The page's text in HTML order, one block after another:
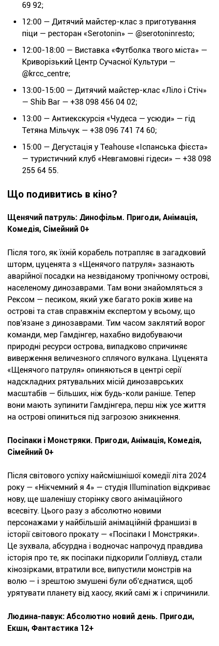
69 92;
12:00 — Дитячий майстер-клас з приготування
піци — ресторан «Serotonin» — @serotoninresto;
12:00-18:00 — Виставка «Футболка твого міста» —
Криворізький Центр Сучасної Культури —
@krcc_centre;
13:00-15:00 — Дитячий майстер-клас «Ліло і Стіч»
— Shib Bar — +38 098 456 04 02;
13:00 — Антиекскурсія «Чудеса — усюди» — гід
Тетяна Мільчук — +38 096 741 74 60;
15:00 — Дегустація у Теаhouse «Іспанська фієста»
— туристичний клуб «Невгамовні гідеси» — +38 098
255 64 55.
Що подивитись в кіно?
Щенячий патруль: Динофільм. Пригоди, Анімація,
Комедія, Сімейний 0+
Після того, як їхній корабель потрапляє в загадковий
шторм, цуценята з «Щенячого патруля» зазнають
аварійної посадки на незвіданому тропічному острові,
населеному динозаврами. Там вони знайомляться з
Рексом — песиком, який уже багато років живе на
острові та став справжнім експертом у всьому, що
пов'язане з динозаврами. Тим часом заклятий ворог
команди, мер Гамдінгер, нахабно видобуваючи
природні ресурси острова, випадково спричиняє
виверження величезного сплячого вулкана. Цуценята
«Щенячого патруля» опиняються в центрі серії
надскладних рятувальних місій динозаврських
масштабів — більших, ніж будь-коли раніше. Тепер
вони мають зупинити Гамдінгера, перш ніж усе життя
на острові опиниться під загрозою зникнення.
Посіпаки і Монстряки. Пригоди, Анімація, Комедія,
Сімейний 0+
Після світового успіху найсмішнішої комедії літа 2024
року — «Нікчемний я 4» — студія Illumination відкриває
нову, ще шаленішу сторінку свого анімаційного
всесвіту. Цього разу з абсолютно новими
персонажами у найбільшій анімаційній франшизі в
історії світового прокату — «Посіпаки І Монстряки».
Це зухвала, абсурдна і водночас напрочуд правдива
історія про те, як посіпаки підкорили Голлівуд, стали
кінозірками, втратили все, випустили монстрів на
волю — і зрештою змушені були об'єднатися, щоб
урятувати планету від хаосу, який самі ж і спричинили.
Людина-павук: Абсолютно новий день. Пригоди,
Екшн, Фантастика 12+